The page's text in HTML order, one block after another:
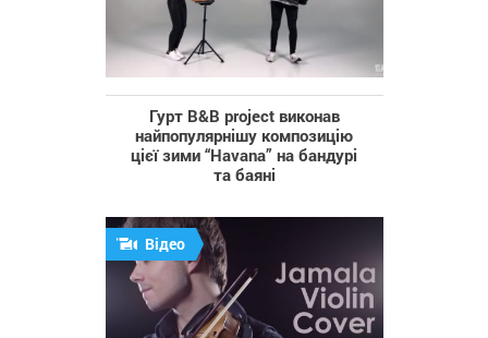
Гурт B&B project виконав
найпопулярнішу композицію
цієї зими “Havana” на бандурі
та баяні
Відео